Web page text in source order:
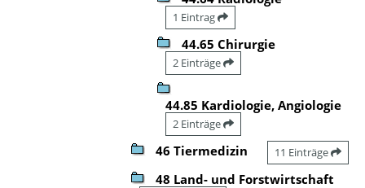
1 Eintrag
44.65 Chirurgie
2 Einträge
44.85 Kardiologie, Angiologie
2 Einträge
46 Tiermedizin 11 Einträge
48 Land- und Forstwirtschaft